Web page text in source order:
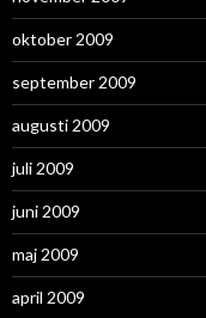
oktober 2009
september 2009
augusti 2009
juli 2009
juni 2009
maj 2009
april 2009